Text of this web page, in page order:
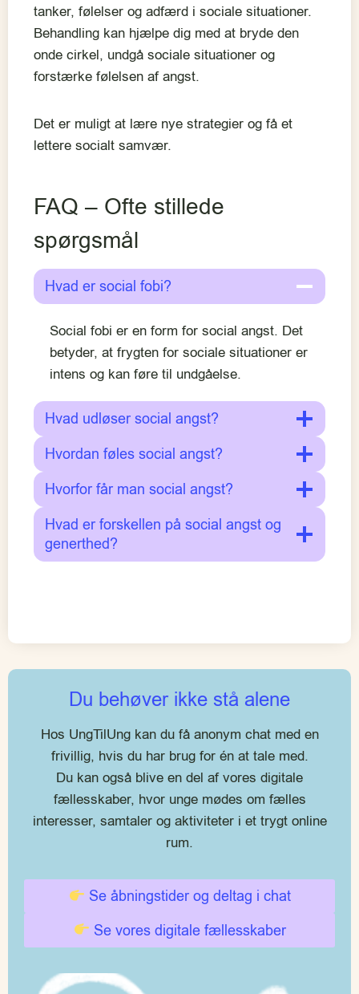
tanker, følelser og adfærd i sociale situationer.
Behandling kan hjælpe dig med at bryde den
onde cirkel, undgå sociale situationer og
forstærke følelsen af angst.
Det er muligt at lære nye strategier og få et
lettere socialt samvær.
FAQ – Ofte stillede
spørgsmål
Hvad er social fobi?
Social fobi er en form for social angst. Det
betyder, at frygten for sociale situationer er
intens og kan føre til undgåelse.
Hvad udløser social angst?
Hvordan føles social angst?
Hvorfor får man social angst?
Hvad er forskellen på social angst og
generthed?
Du behøver ikke stå alene
Hos UngTilUng kan du få anonym chat med en
frivillig, hvis du har brug for én at tale med.
Du kan også blive en del af vores digitale
fællesskaber, hvor unge mødes om fælles
interesser, samtaler og aktiviteter i et trygt online
rum.
Se åbningstider og deltag i chat
Se vores digitale fællesskaber